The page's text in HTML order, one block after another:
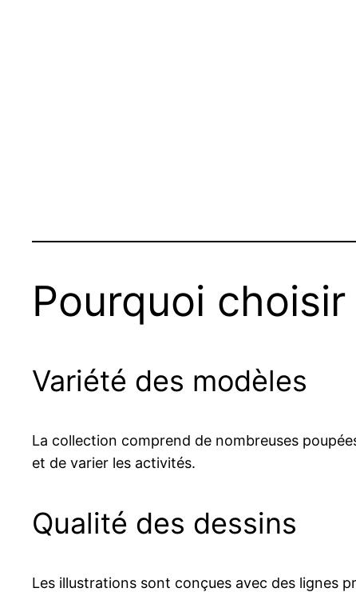
Pourquoi
Variété des modèles
La collection comprend de nombreuses
et de varier les activités.
Qualité des dessins
Les illustrations sont conçues avec des lignes